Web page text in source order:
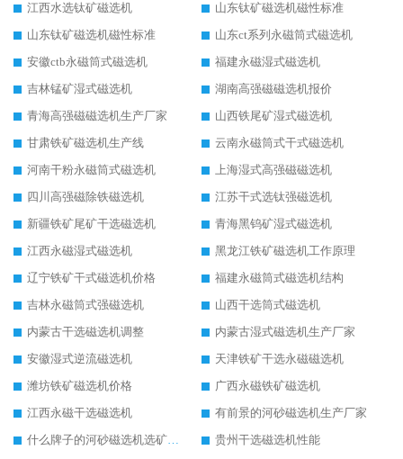
江西水选钛矿磁选机
山东钛矿磁选机磁性标准
山东钛矿磁选机磁性标准
山东ct系列永磁筒式磁选机
安徽ctb永磁筒式磁选机
福建永磁湿式磁选机
吉林锰矿湿式磁选机
湖南高强磁磁选机报价
青海高强磁磁选机生产厂家
山西铁尾矿湿式磁选机
甘肃铁矿磁选机生产线
云南永磁筒式干式磁选机
河南干粉永磁筒式磁选机
上海湿式高强磁磁选机
四川高强磁除铁磁选机
江苏干式选钛强磁选机
新疆铁矿尾矿干选磁选机
青海黑钨矿湿式磁选机
江西永磁湿式磁选机
黑龙江铁矿磁选机工作原理
辽宁铁矿干式磁选机价格
福建永磁筒式磁选机结构
吉林永磁筒式强磁选机
山西干选筒式磁选机
内蒙古干选磁选机调整
内蒙古湿式磁选机生产厂家
安徽湿式逆流磁选机
天津铁矿干选永磁磁选机
潍坊铁矿磁选机价格
广西永磁铁矿磁选机
江西永磁干选磁选机
有前景的河砂磁选机生产厂家
什么牌子的河砂磁选机选矿效果好
贵州干选磁选机性能